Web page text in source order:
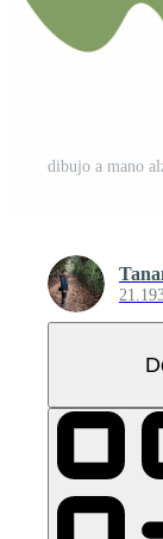
dibujo a mano